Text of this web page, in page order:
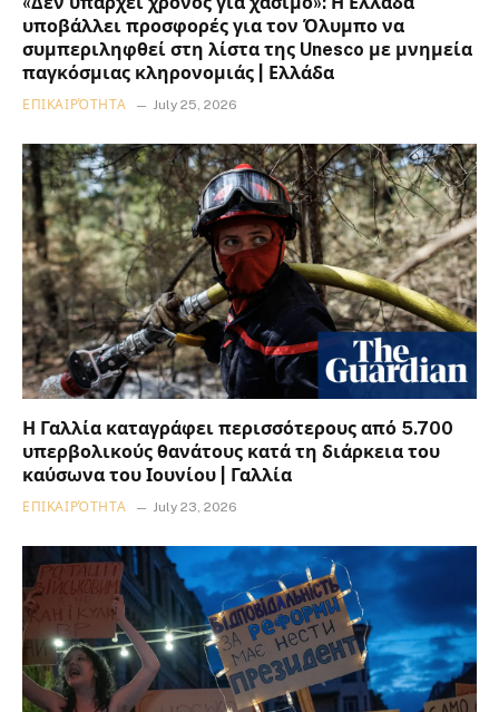
υποβάλλει προσφορές για τον Όλυμπο να
συμπεριληφθεί στη λίστα της Unesco με μνημεία
παγκόσμιας κληρονομιάς | Ελλάδα
ΕΠΙΚΑΙΡΌΤΗΤΑ July 25, 2026
Η Γαλλία καταγράφει περισσότερους από 5.700
υπερβολικούς θανάτους κατά τη διάρκεια του
καύσωνα του Ιουνίου | Γαλλία
ΕΠΙΚΑΙΡΌΤΗΤΑ July 23, 2026